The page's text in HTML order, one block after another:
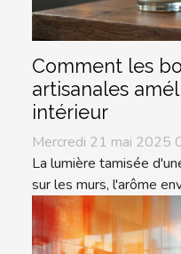
Comment les
artisanales
intérieur
Mercredi 21 mai 2025
La lumière tamisée
sur les murs, l'arôme